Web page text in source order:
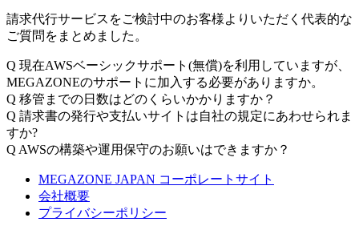
請求代行サービスをご検討中のお客様よりいただく代表的な
ご質問をまとめました。
Q 現在AWSベーシックサポート(無償)を利用していますが、
MEGAZONEのサポートに加入する必要がありますか。
Q 移管までの日数はどのくらいかかりますか？
Q 請求書の発行や支払いサイトは自社の規定にあわせられま
すか?
Q AWSの構築や運用保守のお願いはできますか？
MEGAZONE JAPAN コーポレートサイト
会社概要
プライバシーポリシー